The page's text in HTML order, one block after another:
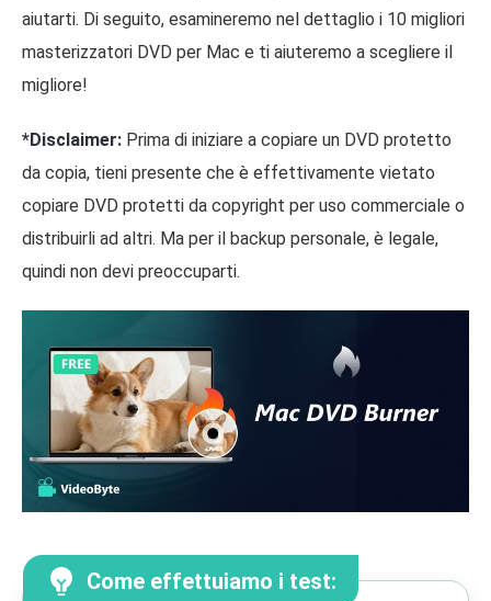
aiutarti. Di seguito, esamineremo nel dettaglio i 10 migliori
masterizzatori DVD per Mac e ti aiuteremo a scegliere il
migliore!
*Disclaimer: Prima di iniziare a copiare un DVD protetto
da copia, tieni presente che è effettivamente vietato
copiare DVD protetti da copyright per uso commerciale o
distribuirli ad altri. Ma per il backup personale, è legale,
quindi non devi preoccuparti.
Come effettuiamo i test: